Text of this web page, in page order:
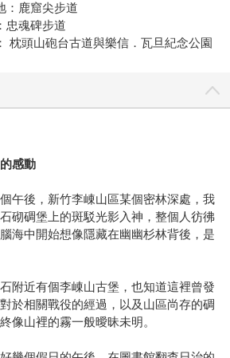
：鹿窟尖步道
忠魂碑步道
枕頭山砲台古道與樂信．瓦旦紀念公園
感動
午後，新竹李崠山區某個密林深處，我
砌碉堡上的斑駁光影入神，整個人彷彿
海中開始想像隱藏在幽幽杉林背後，是
附近有個李崠山古堡，也知道這裡曾發
於相關戰役的經過，以及山區尚存的碉
像山裡的霧一般曖昧未明。